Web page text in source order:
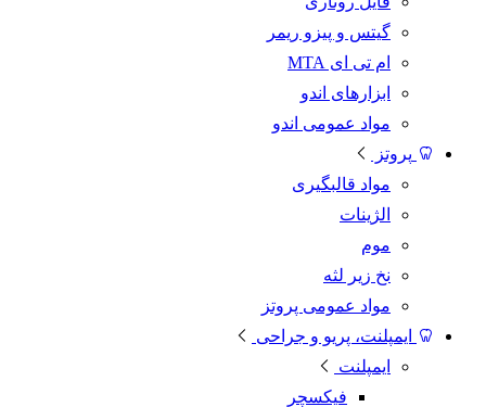
گیتس و پیزو ریمر
ام تی ای MTA
ابزارهای اندو
مواد عمومی اندو
پروتز
مواد قالبگیری
الژینات
موم
نخ زیر لثه
مواد عمومی پروتز
ایمپلنت، پریو و جراحی
ایمپلنت
فیکسچر